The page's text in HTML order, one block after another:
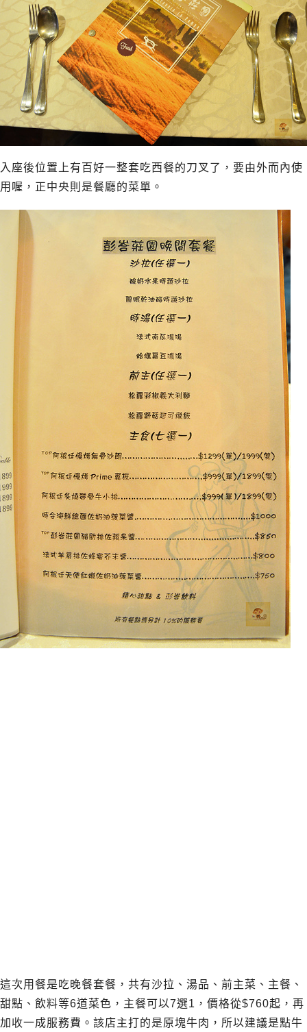
入座後位置上有百好一整套吃西餐的刀叉了，要由外而內使
用喔，正中央則是餐廳的菜單。
這次用餐是吃晚餐套餐，共有沙拉、湯品、前主菜、主餐、
甜點、飲料等6道菜色，主餐可以7選1，價格從$760起，再
加收一成服務費。該店主打的是原塊牛肉，所以建議是點牛